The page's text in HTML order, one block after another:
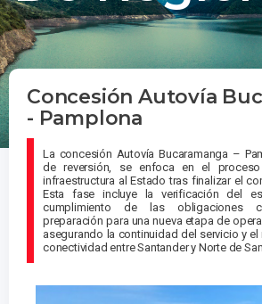
Concesión Autovía
- Pamplona
La concesión Autovía Bucaramanga –
de reversión, se enfoca en el
infraestructura al Estado tras finalizar el
Esta fase incluye la verificación del
cumplimiento de las obligaciones
preparación para una nueva etapa de
asegurando la continuidad del servicio y el
conectividad entre Santander y Norte de